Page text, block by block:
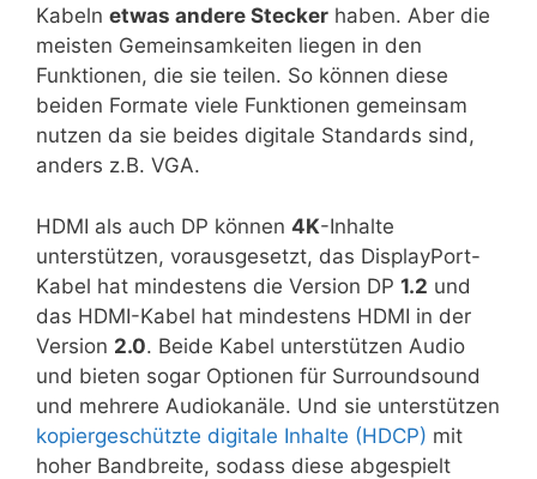
Kabeln etwas andere Stecker haben. Aber die
meisten Gemeinsamkeiten liegen in den
Funktionen, die sie teilen. So können diese
beiden Formate viele Funktionen gemeinsam
nutzen da sie beides digitale Standards sind,
anders z.B. VGA.
HDMI als auch DP können 4K-Inhalte
unterstützen, vorausgesetzt, das DisplayPort-
Kabel hat mindestens die Version DP 1.2 und
das HDMI-Kabel hat mindestens HDMI in der
Version 2.0. Beide Kabel unterstützen Audio
und bieten sogar Optionen für Surroundsound
und mehrere Audiokanäle. Und sie unterstützen
kopiergeschützte digitale Inhalte (HDCP) mit
hoher Bandbreite, sodass diese abgespielt